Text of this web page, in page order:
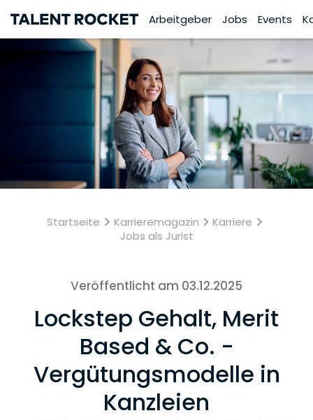
Arbeitgeber Jobs Events
Startseite Karrieremagazin
Karriere
Jobs als Jurist
Veröffentlicht am 03.12.2025
Lockstep Gehalt, Merit
Based & Co. -
Vergütungsmodelle in
Kanzleien